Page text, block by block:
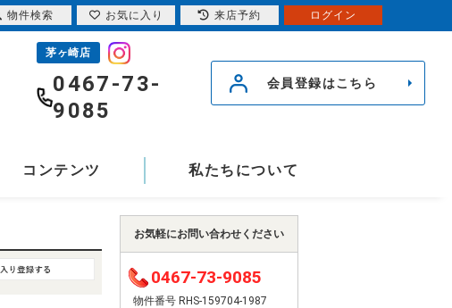
茅ヶ崎店
0467-73-
9085
会員登録はこちら
コンテンツ 私たちについて
お気軽にお問い合わせください
0467-73-9085
物件番号 RHS-159704-1987
物件検索 お気に入り 来店予約 ログイン